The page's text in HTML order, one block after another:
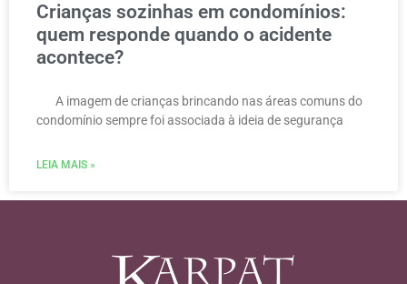
Crianças sozinhas em condomínios:
quem responde quando o acidente
acontece?
A imagem de crianças brincando nas áreas comuns do
condomínio sempre foi associada à ideia de segurança
LEIA MAIS »